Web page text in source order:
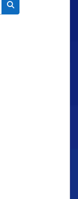
Search courses